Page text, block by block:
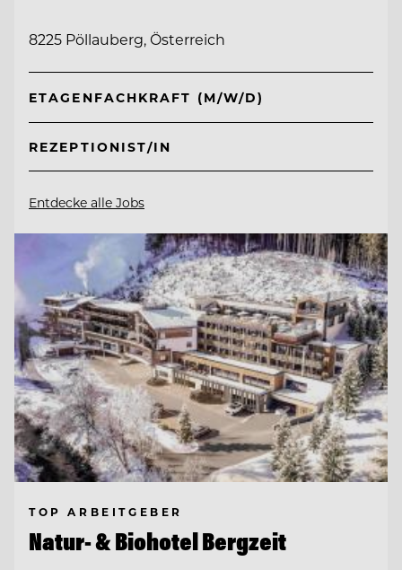
8225 Pöllauberg, Österreich
ETAGENFACHKRAFT (M/W/D)
REZEPTIONIST/IN
Entdecke alle Jobs
TOP ARBEITGEBER
Natur- & Biohotel Bergzeit